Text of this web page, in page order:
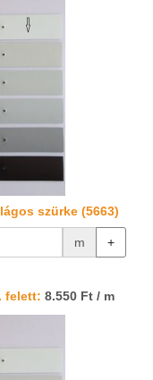
szürke (5663)
m +
felett: 8.550 Ft / m